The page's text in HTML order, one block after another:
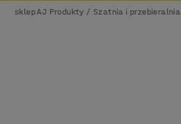
sklep AJ Produkty Szatnia i przebieralnia